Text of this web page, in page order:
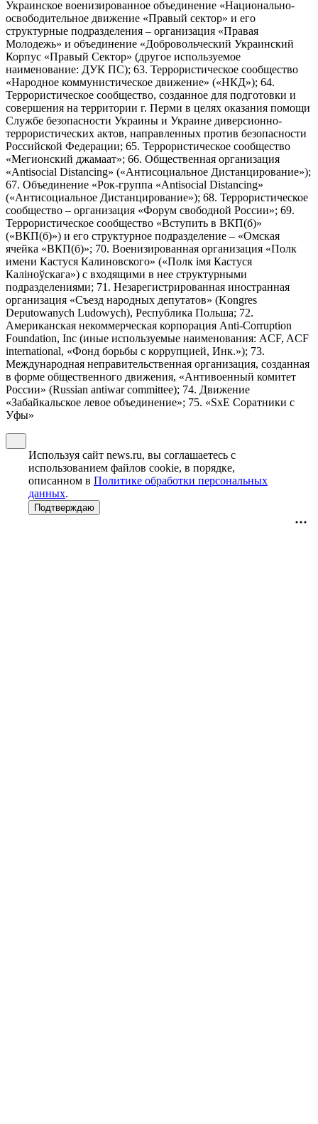
Украинское военизированное объединение «Национально-
освободительное движение «Правый сектор» и его
структурные подразделения – организация «Правая
Молодежь» и объединение «Добровольческий Украинский
Корпус «Правый Сектор» (другое используемое
наименование: ДУК ПС); 63. Террористическое сообщество
«Народное коммунистическое движение» («НКД»); 64.
Террористическое сообщество, созданное для подготовки и
совершения на территории г. Перми в целях оказания помощи
Службе безопасности Украины и Украине диверсионно-
террористических актов, направленных против безопасности
Российской Федерации; 65. Террористическое сообщество
«Мегионский джамаат»; 66. Общественная организация
«Antisocial Distancing» («Антисоциальное Дистанцирование»);
67. Объединение «Рок-группа «Antisocial Distancing»
(«Антисоциальное Дистанцирование»); 68. Террористическое
сообщество – организация «Форум свободной России»; 69.
Террористическое сообщество «Вступить в ВКП(б)»
(«ВКП(б)») и его структурное подразделение – «Омская
ячейка «ВКП(б)»; 70. Военизированная организация «Полк
имени Кастуся Калиновского» («Полк iмя Кастуся
Калiноўскага») с входящими в нее структурными
подразделениями; 71. Незарегистрированная иностранная
организация «Съезд народных депутатов» (Kongres
Deputowanych Ludowych), Республика Польша; 72.
Американская некоммерческая корпорация Anti-Corruption
Foundation, Inc (иные используемые наименования: ACF, ACF
international, «Фонд борьбы с коррупцией, Инк.»); 73.
Международная неправительственная организация, созданная
в форме общественного движения, «Антивоенный комитет
России» (Russian antiwar committee); 74. Движение
«Забайкальское левое объединение»; 75. «SxE Соратники с
Уфы»
Используя сайт news.ru, вы соглашаетесь с
использованием файлов cookie, в порядке,
описанном в Политике обработки персональных
данных.
Подтверждаю